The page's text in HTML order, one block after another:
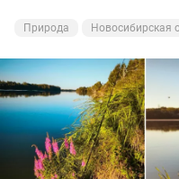
Природа Новосибирская